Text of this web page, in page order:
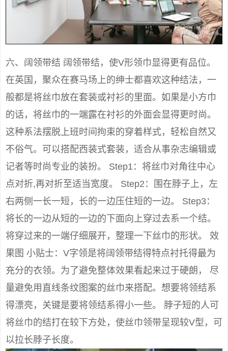
六、阔领带结 阔领带结，使V形领巾显得更有品位。
在英国，聚众在赛马场上的绅士都喜欢这种结法，一
般都是将丝巾放在套装或衬衫的里面。如果是小方巾
的话，将丝巾的一端露在衬衫的外面会显得更时尚。
这种系法摆脱上班时间拘束的穿着样式，轻松自然又
不俗气。可以搭配西装式套装，适合从事杂志编辑或
记者等时尚专业的装扮。 Step1：将丝巾对角往中心
点对折,再对折至适当宽度。 Step2：围在脖子上，左
右两侧一长一短，长的一边压住短的一边。 Step3：
将长的一边从短的一边的下面向上穿过去系一个结。
将穿过来的一端仔细展开，整理一下丝巾的形状。 效
果图 小贴士：V字领是将阔领带结得特点衬托得最为
充分的衣领。为了避免整体效果看起来过于硬朗， 尽
量避免用直线条纹图案的丝巾来搭配。想要将领结系
得漂亮，关键是要将领结系得小一些。 脖子短的人可
将丝巾的结打在较下方处，使丝巾领带呈现较V型，可
以拉长脖子长度。